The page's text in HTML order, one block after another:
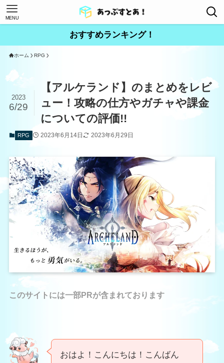
MENU
おすすめランキング！
ホーム RPG
【アルケランド】のまとめをレビ
ュー！攻略の仕方やガチャや課金
についての評価!!
2023
6/29
RPG 2023年6月14日 2023年6月29日
このサイトには一部PRが含まれております
おはよ！こんにちは！こんばん